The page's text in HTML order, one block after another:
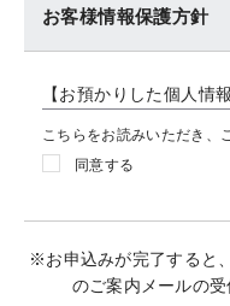
お客様情報保護方針
【お預かりした個人情
こちらをお読みいただき、
同意する
※お申込みが完了すると
のご案内メールの受